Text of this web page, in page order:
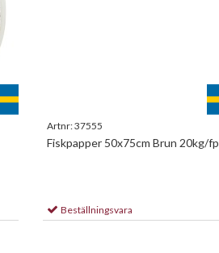
Artnr:37555
Fiskpapper 50x75cm Brun 20kg/fp
Beställningsvara